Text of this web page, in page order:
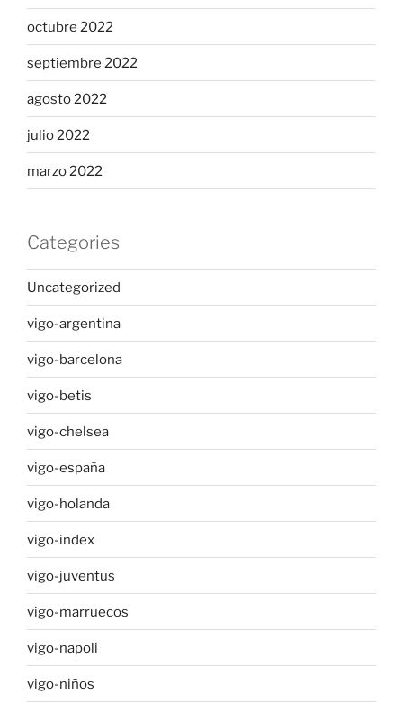
octubre 2022
septiembre 2022
agosto 2022
julio 2022
marzo 2022
Categories
Uncategorized
vigo-argentina
vigo-barcelona
vigo-betis
vigo-chelsea
vigo-españa
vigo-holanda
vigo-index
vigo-juventus
vigo-marruecos
vigo-napoli
vigo-niños